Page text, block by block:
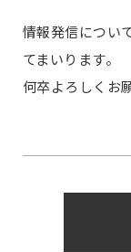
情報発信につい
てまいります。
何卒よろしくお